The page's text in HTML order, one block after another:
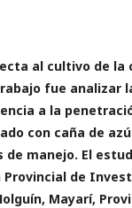
al cultivo de la
fue analizar
a la
con caña de
manejo. El
Provincial de
Mayarí,